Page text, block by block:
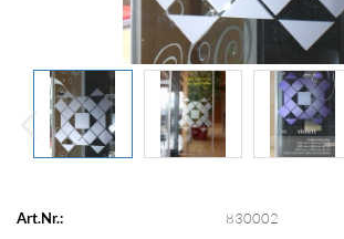
Art.Nr.:
830002